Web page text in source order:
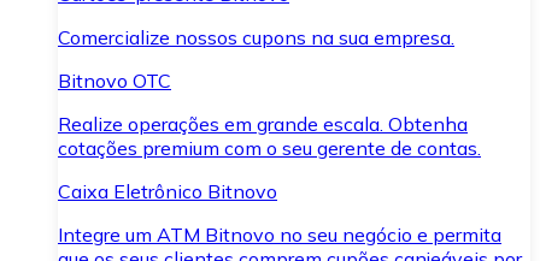
Comercialize nossos cupons na sua empresa.
Bitnovo OTC
Realize operações em grande escala. Obtenha
cotações premium com o seu gerente de contas.
Caixa Eletrônico Bitnovo
Integre um ATM Bitnovo no seu negócio e permita